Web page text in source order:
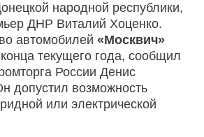
народной республики,
ДНР Виталий Хоценко.
автомобилей «Москвич»
конца текущего года, сообщил
России Денис
допустил возможность
или электрической